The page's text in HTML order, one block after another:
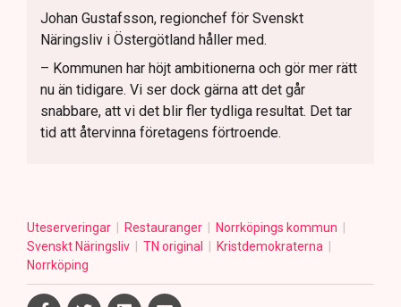
Johan Gustafsson, regionchef för Svenskt
Näringsliv i Östergötland håller med.
– Kommunen har höjt ambitionerna och gör mer rätt
nu än tidigare. Vi ser dock gärna att det går
snabbare, att vi det blir fler tydliga resultat. Det tar
tid att återvinna företagens förtroende.
Uteserveringar Restauranger
Norrköpings kommun
Svenskt Näringsliv
TN original
Kristdemokraterna
Norrköping